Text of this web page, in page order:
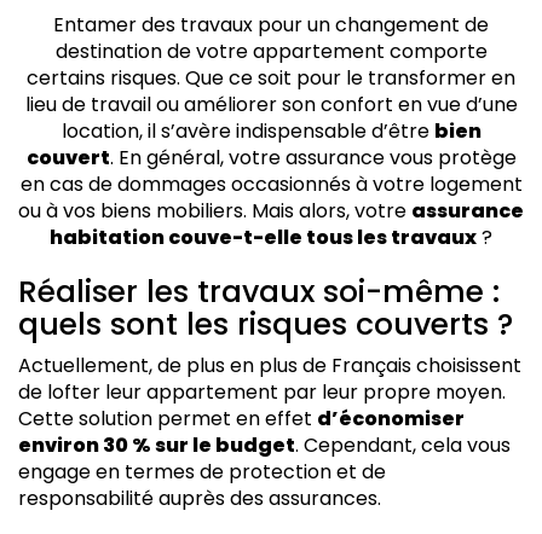
couverts ?
Recourir à un professionnel : les assurances travaux
à connaître
Assurance habitation et travaux : quel impact sur vos
cotisations ?
Entamer des travaux pour un changement de
destination de votre appartement comporte
certains risques. Que ce soit pour le transformer en
lieu de travail ou améliorer son confort en vue d’une
location, il s’avère indispensable d’être bien
couvert. En général, votre assurance vous protège
en cas de dommages occasionnés à votre logement
ou à vos biens mobiliers. Mais alors, votre assurance
habitation couve-t-elle tous les travaux?
Réaliser les travaux soi-même :
quels sont les risques couverts ?
Actuellement, de plus en plus de Français choisissent
de lofter leur appartement par leur propre moyen.
Cette solution permet en effet d’économiser
environ 30 % sur le budget. Cependant, cela vous
engage en termes de protection et de
responsabilité auprès des assurances.